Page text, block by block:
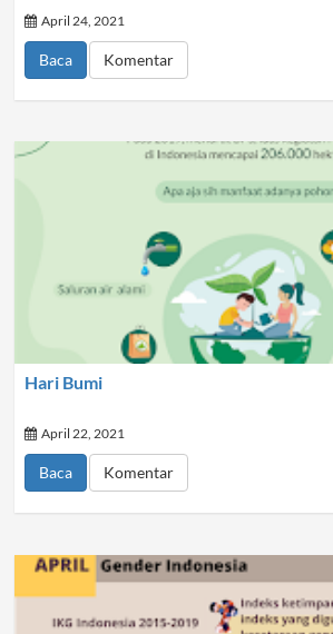
April 24, 2021
Baca Komentar
Hari Bumi
April 22, 2021
Baca Komentar